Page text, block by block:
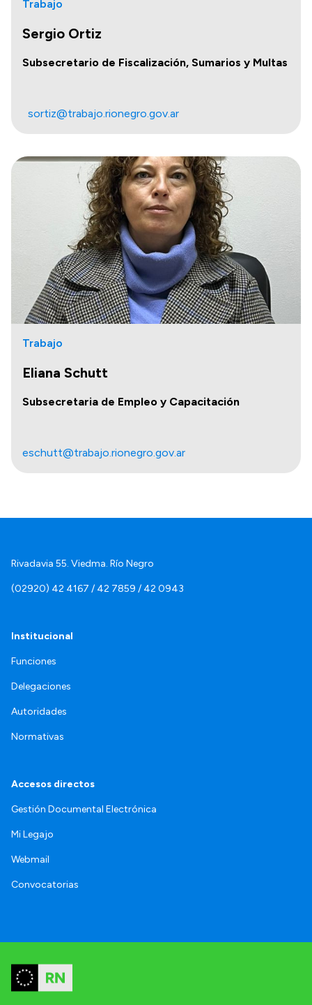
Trabajo
Sergio Ortiz
Subsecretario de Fiscalización, Sumarios y Multas
sortiz@trabajo.rionegro.gov.ar
Trabajo
Eliana Schutt
Subsecretaria de Empleo y Capacitación
eschutt@trabajo.rionegro.gov.ar
Rivadavia 55. Viedma. Río Negro
(02920) 42 4167 / 42 7859 / 42 0943
Institucional
Funciones
Delegaciones
Autoridades
Normativas
Accesos directos
Gestión Documental Electrónica
Mi Legajo
Webmail
Convocatorias